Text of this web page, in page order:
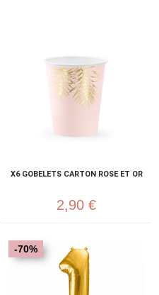
X6 GOBELETS CARTON ROSE ET OR
2,90 €
-70%